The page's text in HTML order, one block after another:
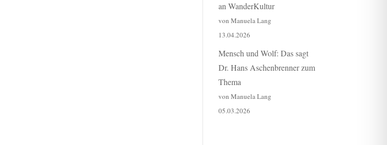
an WanderKultur
von Manuela Lang
13.04.2026
Mensch und Wolf: Das sagt
Dr. Hans Aschenbrenner zum
Thema
von Manuela Lang
05.03.2026